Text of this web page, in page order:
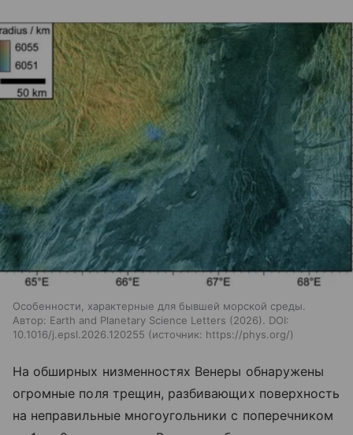
Особенности, характерные для бывшей морской среды.
Автор: Earth and Planetary Science Letters (2026). DOI:
10.1016/j.epsl.2026.120255
источник: https://phys.org/
На обширных низменностях Венеры обнаружены
огромные поля трещин, разбивающих поверхность
на неправильные многоугольники с поперечником